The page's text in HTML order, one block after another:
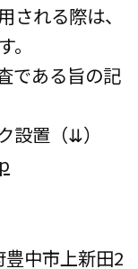
れる際は、
である旨の記
設置（⇊）
中市上新田2